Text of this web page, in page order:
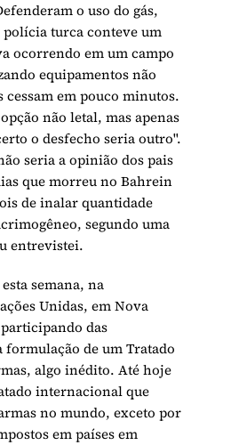
o uso do gás,
turca conteve um
ocorrendo em um campo
equipamentos não
em pouco minutos.
não letal, mas apenas
o desfecho seria outro".
seria a opinião dos pais
que morreu no Bahrein
de inalar quantidade
segundo uma
entrevistei.
semana, na
Unidas, em Nova
das
formulação de um Tratado
algo inédito. Até hoje
internacional que
no mundo, exceto por
em países em